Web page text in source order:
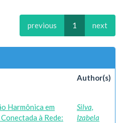
previous 1 next
Author(s)
Harmônica em
à Rede:
Silva,
Izabela